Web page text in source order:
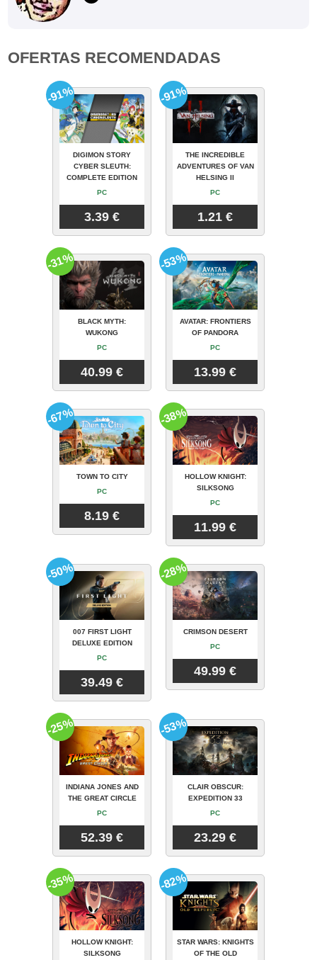
OFERTAS RECOMENDADAS
DIGIMON STORY
CYBER SLEUTH:
COMPLETE EDITION
PC
3.39 €
-91%
THE INCREDIBLE
ADVENTURES OF VAN
HELSING II
PC
1.21 €
-91%
BLACK MYTH:
WUKONG
PC
40.99 €
-31%
AVATAR: FRONTIERS
OF PANDORA
PC
13.99 €
-53%
TOWN TO CITY
PC
8.19 €
-67%
HOLLOW KNIGHT:
SILKSONG
PC
11.99 €
-38%
007 FIRST LIGHT
DELUXE EDITION
PC
39.49 €
-50%
CRIMSON DESERT
PC
49.99 €
-28%
INDIANA JONES AND
THE GREAT CIRCLE
PC
52.39 €
-25%
CLAIR OBSCUR:
EXPEDITION 33
PC
23.29 €
-53%
HOLLOW KNIGHT:
SILKSONG
-35%
STAR WARS: KNIGHTS
OF THE OLD
-82%